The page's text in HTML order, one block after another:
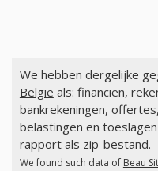
We hebben dergelijke
België als: financiën,
bankrekeningen,
belastingen en
rapport als zip-bestand.
We found such data of Beau